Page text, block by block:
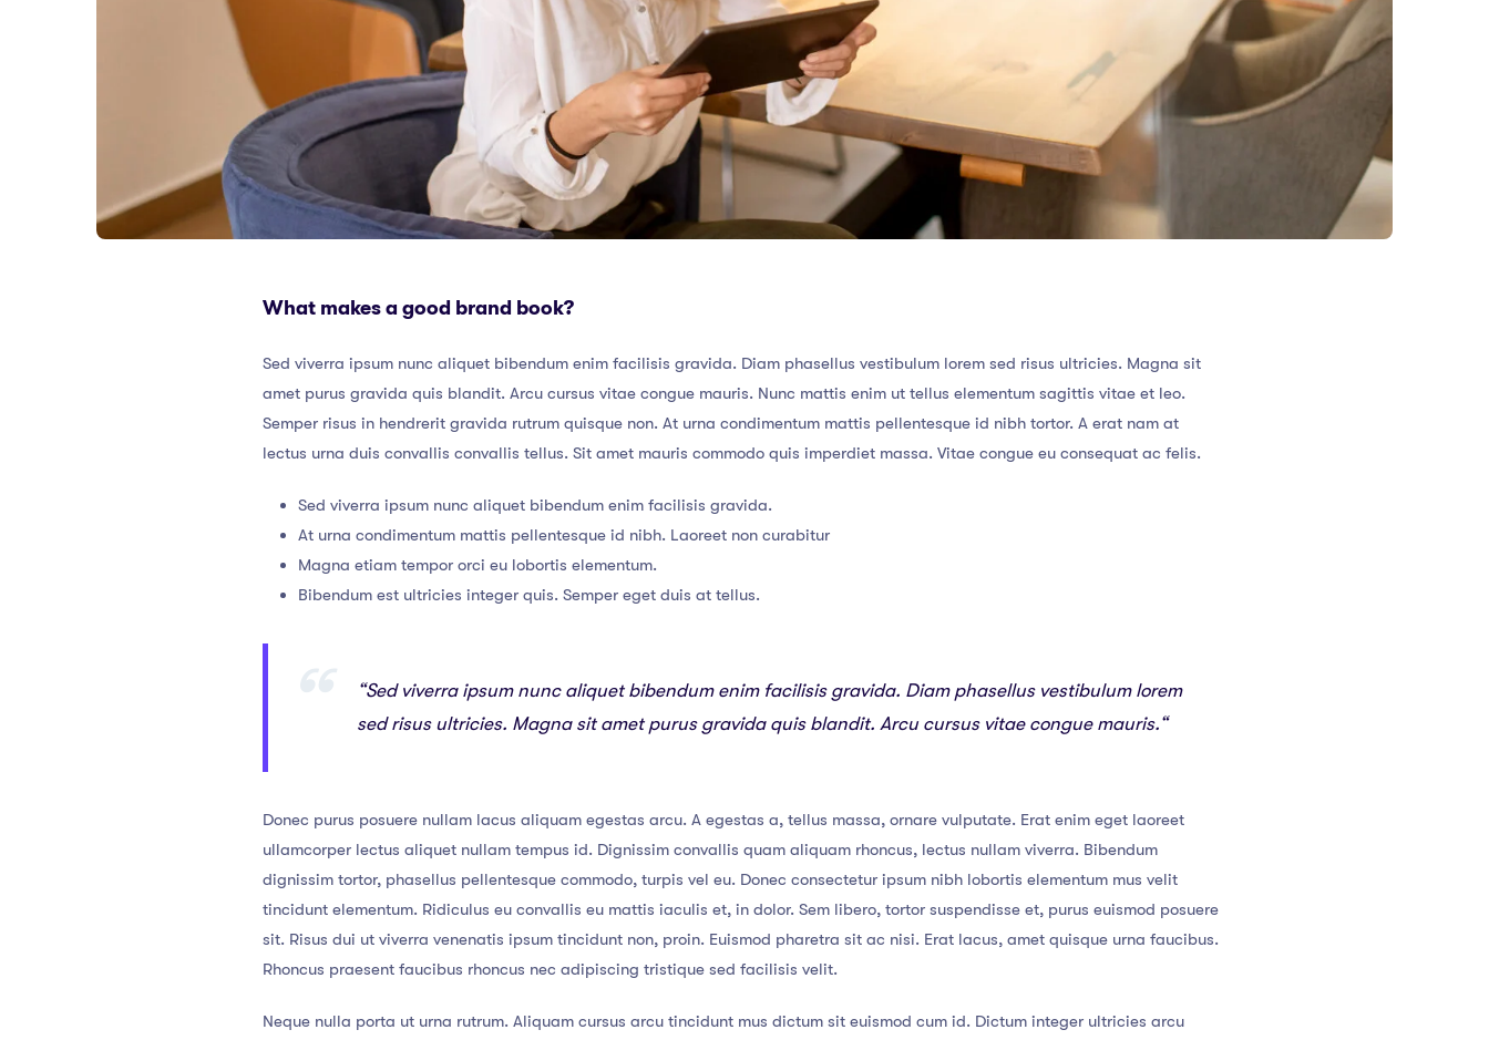
What makes a good brand book?
Sed viverra ipsum nunc aliquet bibendum enim facilisis gravida. Diam phasellus vestibulum lorem sed risus ultricies. Magna sit
amet purus gravida quis blandit. Arcu cursus vitae congue mauris. Nunc mattis enim ut tellus elementum sagittis vitae et leo.
Semper risus in hendrerit gravida rutrum quisque non. At urna condimentum mattis pellentesque id nibh tortor. A erat nam at
lectus urna duis convallis convallis tellus. Sit amet mauris commodo quis imperdiet massa. Vitae congue eu consequat ac felis.
Sed viverra ipsum nunc aliquet bibendum enim facilisis gravida.
At urna condimentum mattis pellentesque id nibh. Laoreet non curabitur
Magna etiam tempor orci eu lobortis elementum.
Bibendum est ultricies integer quis. Semper eget duis at tellus.
“Sed viverra ipsum nunc aliquet bibendum enim facilisis gravida. Diam phasellus vestibulum lorem
sed risus ultricies. Magna sit amet purus gravida quis blandit. Arcu cursus vitae congue mauris.“
Donec purus posuere nullam lacus aliquam egestas arcu. A egestas a, tellus massa, ornare vulputate. Erat enim eget laoreet
ullamcorper lectus aliquet nullam tempus id. Dignissim convallis quam aliquam rhoncus, lectus nullam viverra. Bibendum
dignissim tortor, phasellus pellentesque commodo, turpis vel eu. Donec consectetur ipsum nibh lobortis elementum mus velit
tincidunt elementum. Ridiculus eu convallis eu mattis iaculis et, in dolor. Sem libero, tortor suspendisse et, purus euismod posuere
sit. Risus dui ut viverra venenatis ipsum tincidunt non, proin. Euismod pharetra sit ac nisi. Erat lacus, amet quisque urna faucibus.
Rhoncus praesent faucibus rhoncus nec adipiscing tristique sed facilisis velit.
Neque nulla porta ut urna rutrum. Aliquam cursus arcu tincidunt mus dictum sit euismod cum id. Dictum integer ultricies arcu